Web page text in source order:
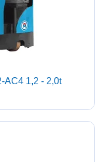
AC4 1,2 - 2,0t